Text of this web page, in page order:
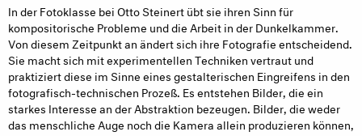
In der Fotoklasse bei Otto Steinert übt sie ihren Sinn für
kompositorische Probleme und die Arbeit in der Dunkelkammer.
Von diesem Zeitpunkt an ändert sich ihre Fotografie entscheidend.
Sie macht sich mit experimentellen Techniken vertraut und
praktiziert diese im Sinne eines gestalterischen Eingreifens in den
fotografisch-technischen Prozeß. Es entstehen Bilder, die ein
starkes Interesse an der Abstraktion bezeugen. Bilder, die weder
das menschliche Auge noch die Kamera allein produzieren können,